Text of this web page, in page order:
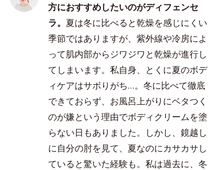
方におすすめしたいのがディフェンセ
ラ。 夏は冬に比べると乾燥を感じにくい
季節ではありますが、紫外線や冷房によ
って肌内部からジワジワと乾燥が進行し
てしまいます。私自身、とくに夏のボデ
ィケアはサボりがち…。冬に比べて徹底
できておらず、お風呂上がりにベタつく
のが嫌という理由でボディクリームを塗
らない日もありました。しかし、鏡越し
に自分の肘を見て、夏なのにカサカサし
ていると驚いた経験も。私は過去に、冬